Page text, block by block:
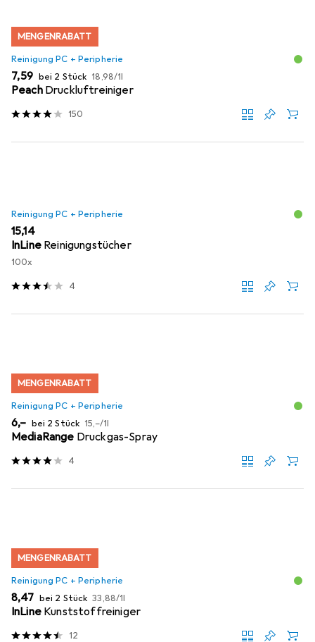
MENGENRABATT
Reinigung PC + Peripherie
EUR
7,59 bei 2 Stück EUR
18,98/1l
Peach Druckluftreiniger
150
Reinigung PC + Peripherie
EUR
15,14
InLine Reinigungstücher
100x
4
MENGENRABATT
Reinigung PC + Peripherie
EUR
6,– bei 2 Stück EUR
15,–/1l
MediaRange Druckgas-Spray
4
MENGENRABATT
Reinigung PC + Peripherie
EUR
8,47 bei 2 Stück EUR
33,88/1l
InLine Kunststoffreiniger
12